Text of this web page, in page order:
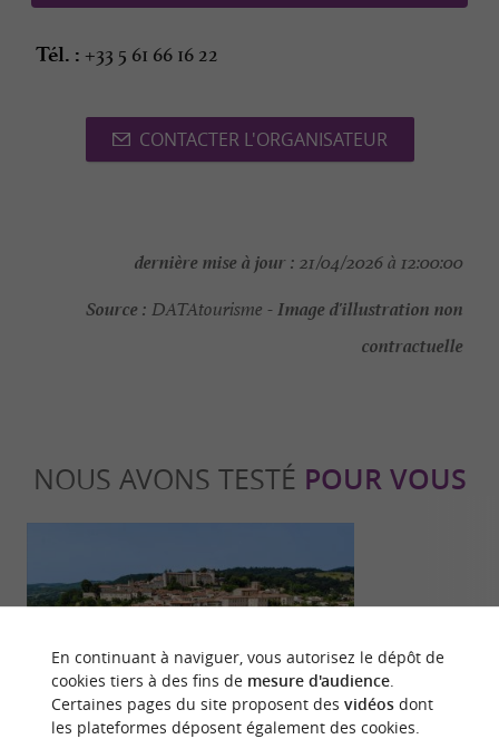
Tél. : +33 5 61 66 16 22
CONTACTER L'ORGANISATEUR
dernière mise à jour : 21/04/2026 à 12:00:00
Source : DATAtourisme -Image d'illustration non
contractuelle
NOUS AVONS TESTÉ POUR VOUS
Culturelle
En continuant à naviguer, vous autorisez le dépôt de
cookies tiers à des fins de mesure d'audience.
Certaines pages du site proposent des vidéosdont
les plateformes déposent également des cookies.